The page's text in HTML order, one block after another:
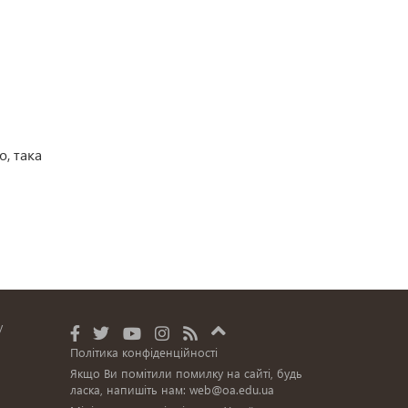
така
Політика конфіденційності
Якщо Ви помітили помилку на сайті, будь
ласка, напишіть нам: web@oa.edu.ua